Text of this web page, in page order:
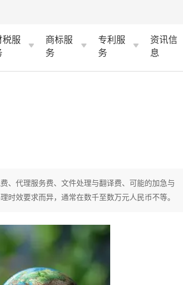
税服
商标服
务
专利服
务
资讯信
息
、代理服务费、文件处理与翻译费、可能的加急与
时效要求而异，通常在数千至数万元人民币不等。